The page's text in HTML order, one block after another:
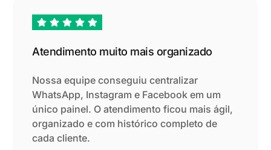
Atendimento muito mais organizado
Nossa equipe conseguiu centralizar
WhatsApp, Instagram e Facebook em um
único painel. O atendimento ficou mais ágil,
organizado e com histórico completo de
cada cliente.
Testamos outras ferramentas, mas a Wizy
Chat se destacou pela facilidade de uso e
pelas automações inteligentes. Hoje
conseguimos responder mais rápido e com
muito mais qualidade.